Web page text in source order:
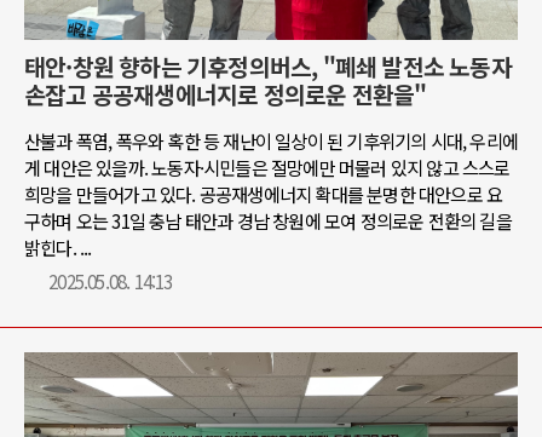
태안·창원 향하는 기후정의버스, "폐쇄 발전소 노동자
손잡고 공공재생에너지로 정의로운 전환을"
산불과 폭염, 폭우와 혹한 등 재난이 일상이 된 기후위기의 시대, 우리에
게 대안은 있을까. 노동자·시민들은 절망에만 머물러 있지 않고 스스로
희망을 만들어가고 있다. 공공재생에너지 확대를 분명한 대안으로 요
구하며 오는 31일 충남 태안과 경남 창원에 모여 정의로운 전환의 길을
밝힌다. ...
2025.05.08. 14:13